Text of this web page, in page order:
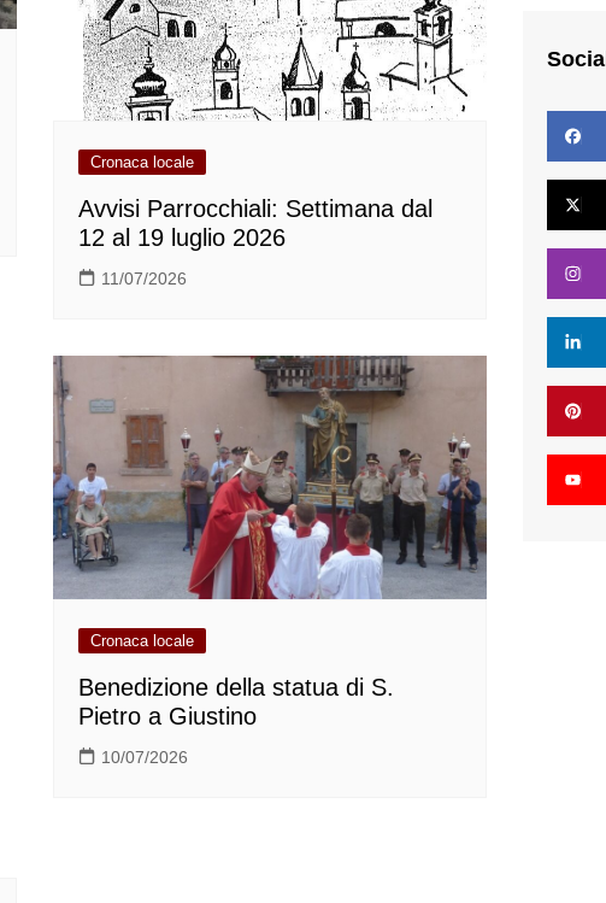
Cronaca locale
Avvisi Parrocchiali: Settimana dal
12 al 19 luglio 2026
11/07/2026
Cronaca locale
Benedizione della statua di S.
Pietro a Giustino
10/07/2026
Social